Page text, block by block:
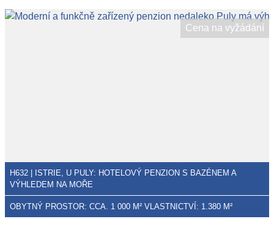
Cena na vyžádání
H632 | ISTRIE, U PULY: HOTELOVÝ PENZION S BAZÉNEM A
VÝHLEDEM NA MOŘE
OBYTNÝ PROSTOR: CCA. 1 000 M² VLASTNICTVÍ: 1.380 M²